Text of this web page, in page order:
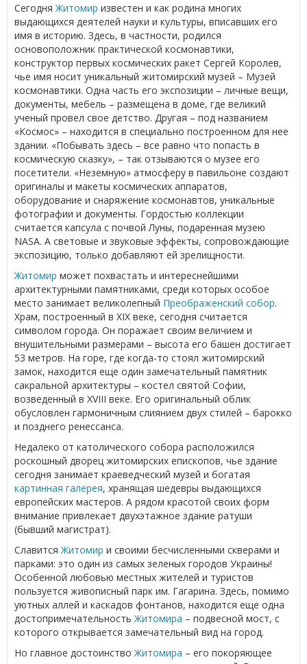
Сегодня Житомир известен и как родина многих
выдающихся деятелей науки и культуры, вписавших его
имя в историю. Здесь, в частности, родился
основоположник практической космонавтики,
конструктор первых космических ракет Сергей Королев,
чье имя носит уникальный житомирский музей – Музей
космонавтики. Одна часть его экспозиции – личные вещи,
документы, мебель – размещена в доме, где великий
ученый провел свое детство. Другая – под названием
«Космос» – находится в специально построенном для нее
здании. «Побывать здесь – все равно что попасть в
космическую сказку», – так отзываются о музее его
посетители. «Неземную» атмосферу в павильоне создают
оригиналы и макеты космических аппаратов,
оборудование и снаряжение космонавтов, уникальные
фотографии и документы. Гордостью коллекции
считается капсула с почвой Луны, подаренная музею
NASA. А световые и звуковые эффекты, сопровождающие
экспозицию, только добавляют ей зрелищности.
Житомир может похвастать и интереснейшими
архитектурными памятниками, среди которых особое
место занимает великолепный Преображенский собор.
Храм, построенный в XIX веке, сегодня считается
символом города. Он поражает своим величием и
внушительными размерами – высота его башен достигает
53 метров. На горе, где когда-то стоял житомирский
замок, находится еще один замечательный памятник
сакральной архитектуры – костел святой Софии,
возведенный в XVIII веке. Его оригинальный облик
обусловлен гармоничным слиянием двух стилей – барокко
и позднего ренессанса.
Недалеко от католического собора расположился
роскошный дворец житомирских епископов, чье здание
сегодня занимает краеведческий музей и богатая
картинная галерея, хранящая шедевры выдающихся
европейских мастеров. А рядом красотой своих форм
внимание привлекает двухэтажное здание ратуши
(бывший магистрат).
Славится Житомир и своими бесчисленными скверами и
парками: это один из самых зеленых городов Украины!
Особенной любовью местных жителей и туристов
пользуется живописный парк им. Гагарина. Здесь, помимо
уютных аллей и каскадов фонтанов, находится еще одна
достопримечательность Житомира – подвесной мост, с
которого открывается замечательный вид на город.
Но главное достоинство Житомира – его покоряющее